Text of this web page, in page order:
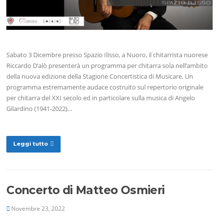
Sabato 3 Dicembre presso Spazio Ilisso, a Nuoro, il chitarrista nuorese
Riccardo D’alò presenterà un programma per chitarra sola nell’ambito
della nuova edizione della Stagione Concertistica di Musicare. Un
programma estremamente audace costruito sul repertorio originale
per chitarra del XXI secolo ed in particolare sulla musica di Angelo
Gilardino (1941-2022)…
Leggi tutto
Concerto di Matteo Osmieri
Novembre 23, 2022